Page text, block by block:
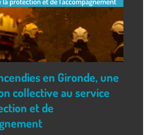
en Gironde, une
collective au service
et de